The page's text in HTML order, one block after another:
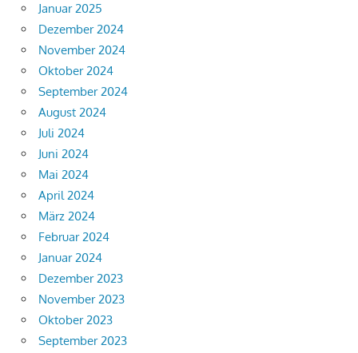
Januar 2025
Dezember 2024
November 2024
Oktober 2024
September 2024
August 2024
Juli 2024
Juni 2024
Mai 2024
April 2024
März 2024
Februar 2024
Januar 2024
Dezember 2023
November 2023
Oktober 2023
September 2023